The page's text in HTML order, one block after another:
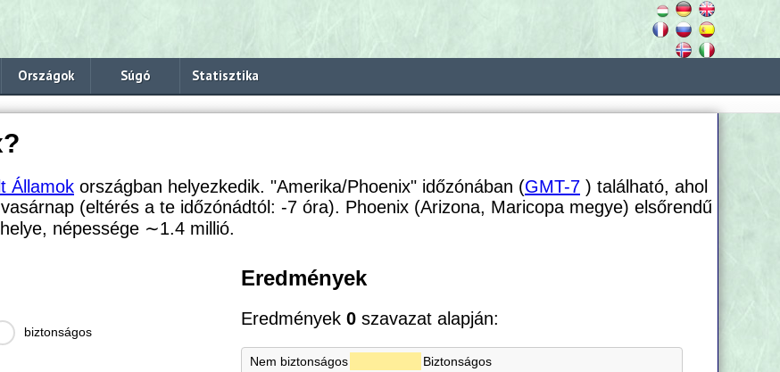
Országok Súgó Statisztika
Államok országban helyezkedik. "Amerika/Phoenix" időzónában (GMT-7 ) található, ahol
(eltérés a te időzónádtól: -7 óra). Phoenix (Arizona, Maricopa megye) elsőrendű
népessége ∼1.4 millió.
biztonságos
Eredmények
Eredmények0 szavazat alapján:
Nem biztonságos
Biztonságos